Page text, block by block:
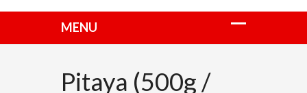
Pitaya (500g /